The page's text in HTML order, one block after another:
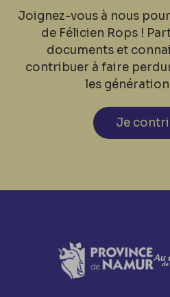
Joignez-vous à nous
de Félicien Rops !
documents et
contribuer à faire
les
Je